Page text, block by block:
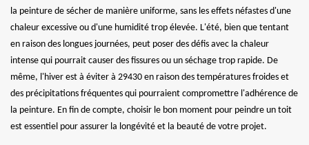
la peinture de sécher de manière uniforme, sans les effets néfastes d'une
chaleur excessive ou d'une humidité trop élevée. L'été, bien que tentant
en raison des longues journées, peut poser des défis avec la chaleur
intense qui pourrait causer des fissures ou un séchage trop rapide. De
même, l'hiver est à éviter à 29430 en raison des températures froides et
des précipitations fréquentes qui pourraient compromettre l'adhérence de
la peinture. En fin de compte, choisir le bon moment pour peindre un toit
est essentiel pour assurer la longévité et la beauté de votre projet.